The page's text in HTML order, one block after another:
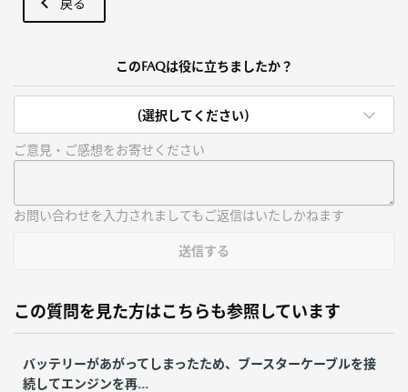
戻る
このFAQは役に立ちましたか？
(選択してください)
ご意見・ご感想をお寄せください
お問い合わせを入力されましてもご返信はいたしかねます
送信する
この質問を見た方はこちらも参照しています
バッテリーがあがってしまったため、ブースターケーブルを接
続してエンジンを再...